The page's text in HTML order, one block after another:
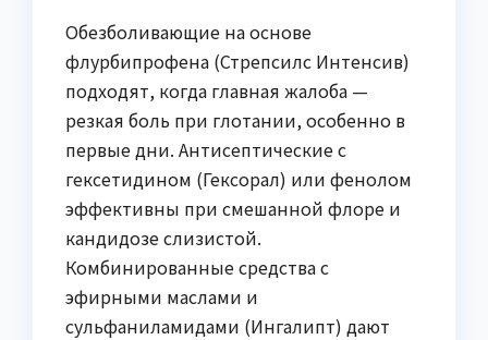
Обезболивающие на основе
флурбипрофена (Стрепсилс Интенсив)
подходят, когда главная жалоба —
резкая боль при глотании, особенно в
первые дни. Антисептические с
гексетидином (Гексорал) или фенолом
эффективны при смешанной флоре и
кандидозе слизистой.
Комбинированные средства с
эфирными маслами и
сульфаниламидами (Ингалипт) дают